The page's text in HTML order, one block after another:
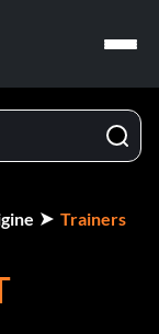
Trainers